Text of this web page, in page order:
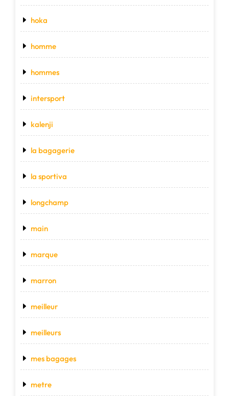
hoka
homme
hommes
intersport
kalenji
la bagagerie
la sportiva
longchamp
main
marque
marron
meilleur
meilleurs
mes bagages
metre